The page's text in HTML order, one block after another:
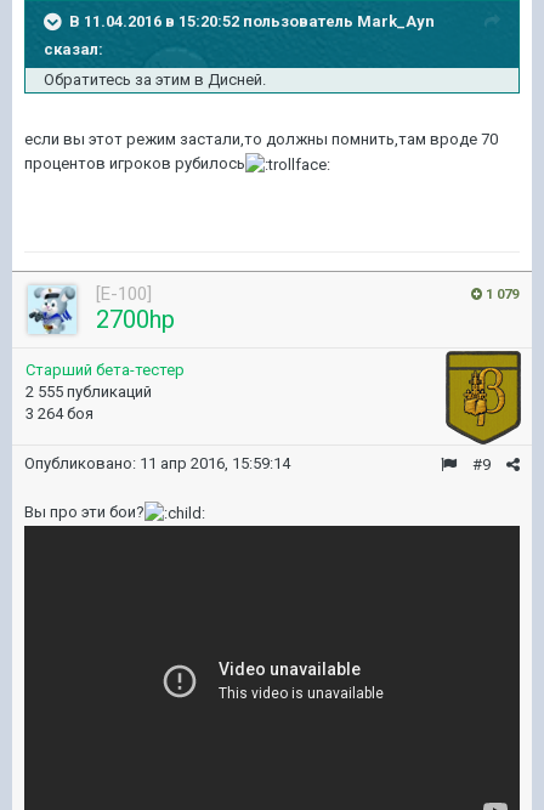
В 11.04.2016 в 15:20:52 пользователь Mark_Ayn
сказал:
Обратитесь за этим в Дисней.
если вы этот режим застали,то должны помнить,там вроде 70
процентов игроков рубилось
1 079
[E-100]
2700hp
Старший бета-тестер
2 555 публикаций
3 264 боя
#9
Опубликовано: 11 апр 2016, 15:59:14
Вы про эти бои?